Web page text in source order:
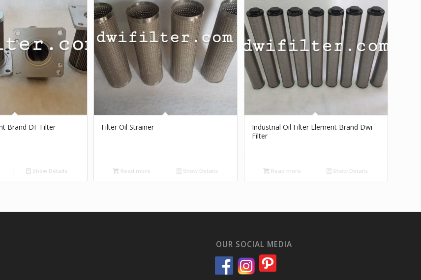
Brand DF Filter
Show Details
Filter Oil Strainer
Read more Show Details
Industrial Oil Filter Element Brand Dwi
Filter
Read more Show Details
OUR SOCIAL MEDIA